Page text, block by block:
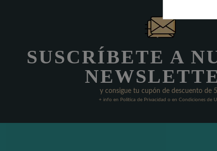
SUSCRÍBETE A
y consigue tu cupón de descuento de
+ info en Política de Privacidad o en Condiciones de